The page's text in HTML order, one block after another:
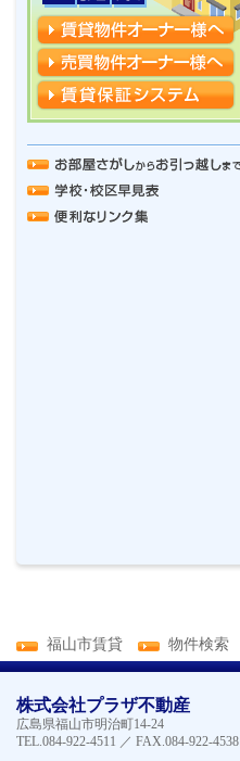
福山市賃貸 物件検索
株式会社プラザ不動産
広島県福山市明治町14-24
TEL.084-922-4511 ／ FAX.084-922-4538